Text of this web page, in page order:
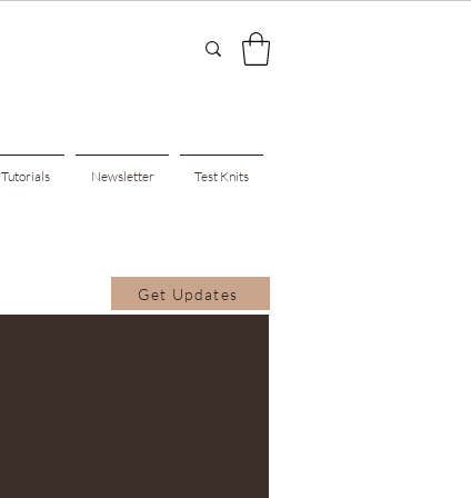
Tutorials Newsletter Test Knits
Get Updates